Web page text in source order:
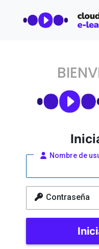
Nombre de
Contraseña